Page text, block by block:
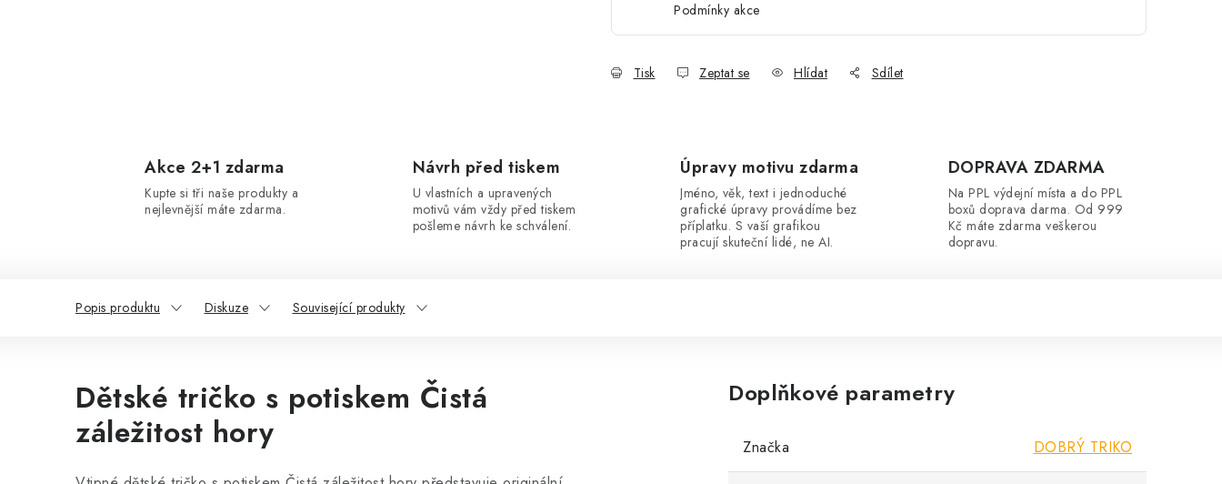
Podmínky akce
Tisk Zeptat se Hlídat Sdílet
Akce 2+1 zdarma
Kupte si tři naše produkty a
nejlevnější máte zdarma.
Návrh před tiskem
U vlastních a upravených
motivů vám vždy před tiskem
pošleme návrh ke schválení.
Úpravy motivu zdarma
Jméno, věk, text i jednoduché
grafické úpravy provádíme bez
příplatku. S vaší grafikou
pracují skuteční lidé, ne AI.
DOPRAVA ZDARMA
Na PPL výdejní místa a do PPL
boxů doprava darma. Od 999
Kč máte zdarma veškerou
dopravu.
Popis produktu Diskuze Související produkty
Dětské tričko s potiskem Čistá
záležitost hory
Doplňkové parametry
Značka DOBRÝ TRIKO